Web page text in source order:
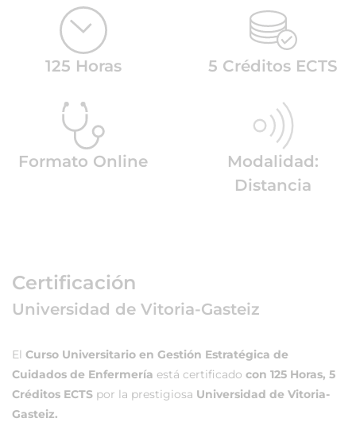
125 Horas 5 Créditos ECTS
Formato Online
Modalidad:
Distancia
Certificación
Universidad de Vitoria-Gasteiz
El Curso Universitario en Gestión Estratégica de
Cuidados de Enfermería está certificado con 125 Horas, 5
Créditos ECTS por la prestigiosa Universidad de Vitoria-
Gasteiz.